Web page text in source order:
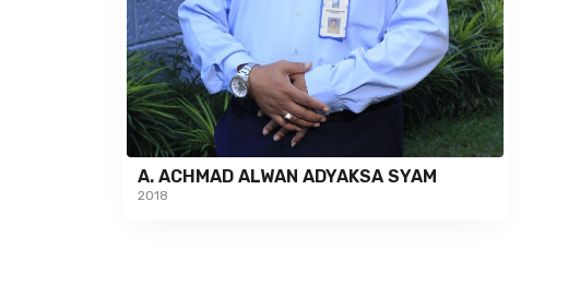
A. ACHMAD ALWAN ADYAKSA SYAM
2018